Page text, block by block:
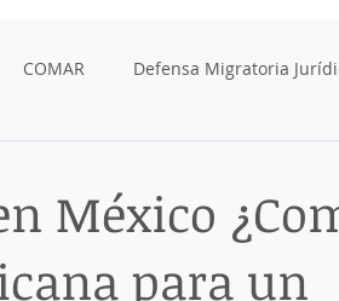
COMAR Defensa Migratoria
México
para un